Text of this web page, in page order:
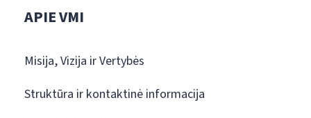
APIE VMI
Misija, Vizija ir Vertybės
Struktūra ir kontaktinė informacija